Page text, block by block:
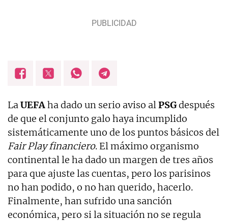
LaUEFAha dado un serio aviso alPSGdespués
de que el conjunto galo haya incumplido
sistemáticamente uno de los puntos básicos del
Fair Play financiero. El máximo organismo
continental le ha dado un margen de tres años
para que ajuste las cuentas, pero los parisinos
no han podido, o no han querido, hacerlo.
Finalmente, han sufrido una sanción
económica, pero si la situación no se regula